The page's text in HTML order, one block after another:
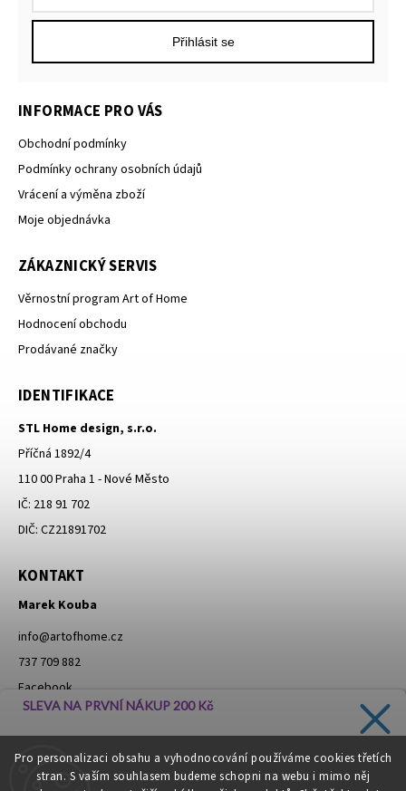
Pro personalizaci obsahu a vyhodnocování používáme cookies třetích
stran. S vaším souhlasem budeme schopni na webu i mimo něj
Přihlásit se
INFORMACE PRO VÁS
Obchodní podmínky
Podmínky ochrany osobních údajů
Vrácení a výměna zboží
Moje objednávka
ZÁKAZNICKÝ SERVIS
Věrnostní program Art of Home
Hodnocení obchodu
Prodávané značky
IDENTIFIKACE
STL Home design, s.r.o.
Příčná 1892/4
110 00 Praha 1 - Nové Město
IČ: 218 91 702
DIČ: CZ21891702
KONTAKT
Marek Kouba
info@artofhome.cz
737 709 882
Facebook
Instagram
Moje objednávka - odstoupení od smlouvy
SLEVA NA PRVNÍ NÁKUP 200 Kč
slevách přímo do vaší schránky!